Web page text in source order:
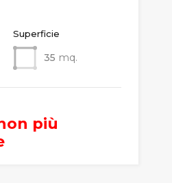
Superficie
35 mq.
più